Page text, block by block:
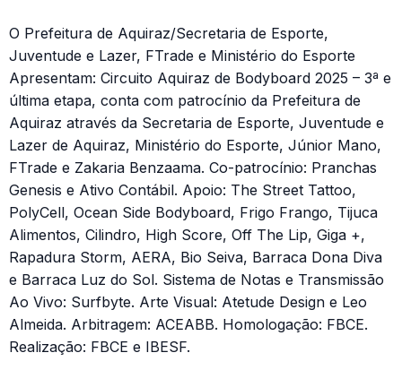
O Prefeitura de Aquiraz/Secretaria de Esporte,
Juventude e Lazer, FTrade e Ministério do Esporte
Apresentam: Circuito Aquiraz de Bodyboard 2025 – 3ª e
última etapa, conta com patrocínio da Prefeitura de
Aquiraz através da Secretaria de Esporte, Juventude e
Lazer de Aquiraz, Ministério do Esporte, Júnior Mano,
FTrade e Zakaria Benzaama. Co-patrocínio: Pranchas
Genesis e Ativo Contábil. Apoio: The Street Tattoo,
PolyCell, Ocean Side Bodyboard, Frigo Frango, Tijuca
Alimentos, Cilindro, High Score, Off The Lip, Giga +,
Rapadura Storm, AERA, Bio Seiva, Barraca Dona Diva
e Barraca Luz do Sol. Sistema de Notas e Transmissão
Ao Vivo: Surfbyte. Arte Visual: Atetude Design e Leo
Almeida. Arbitragem: ACEABB. Homologação: FBCE.
Realização: FBCE e IBESF.